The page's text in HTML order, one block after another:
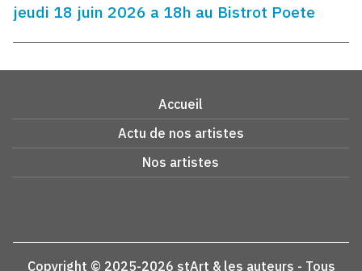
jeudi 18 juin 2026 a 18h au Bistrot Poete
Accueil
Actu de nos artistes
Nos artistes
Copyright © 2025-2026 stArt & les auteurs - Tous